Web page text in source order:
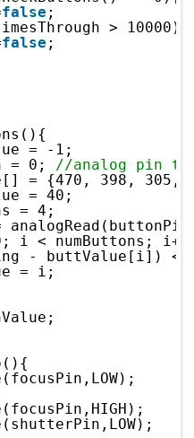
false ;
> 10000){
false ;
= -1;
= 0; //analog pin
= {470, 398, 305,
= 40;
= 4;
i < numButtons;
- buttValue[i]) <
= i;